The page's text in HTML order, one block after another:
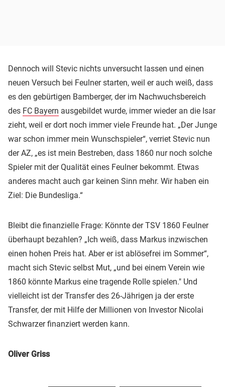
Dennoch will Stevic nichts unversucht lassen und einen
neuen Versuch bei Feulner starten, weil er auch weiß, dass
es den gebürtigen Bamberger, der im Nachwuchsbereich
des FC Bayern ausgebildet wurde, immer wieder an die Isar
zieht, weil er dort noch immer viele Freunde hat. „Der Junge
war schon immer mein Wunschspieler“, verriet Stevic nun
der AZ, „es ist mein Bestreben, dass 1860 nur noch solche
Spieler mit der Qualität eines Feulner bekommt. Etwas
anderes macht auch gar keinen Sinn mehr. Wir haben ein
Ziel: Die Bundesliga.“
Bleibt die finanzielle Frage: Könnte der TSV 1860 Feulner
überhaupt bezahlen? „Ich weiß, dass Markus inzwischen
einen hohen Preis hat. Aber er ist ablösefrei im Sommer“,
macht sich Stevic selbst Mut, „und bei einem Verein wie
1860 könnte Markus eine tragende Rolle spielen." Und
vielleicht ist der Transfer des 26-Jährigen ja der erste
Transfer, der mit Hilfe der Millionen von Investor Nicolai
Schwarzer finanziert werden kann.
Oliver Griss